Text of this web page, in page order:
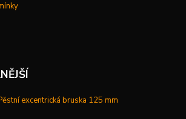
excentrická bruska 125 mm